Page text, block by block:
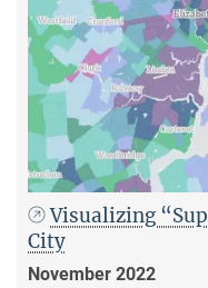
Visualizing
City
November 2022